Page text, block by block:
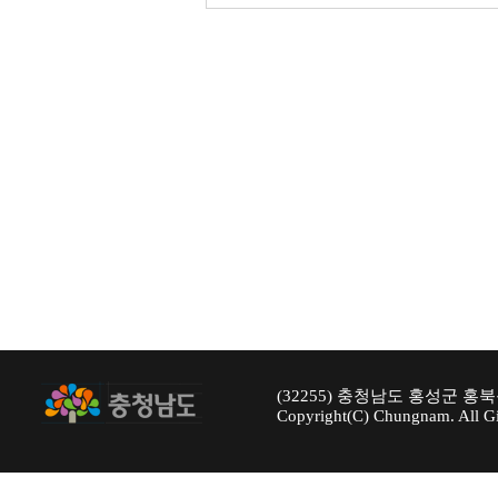
(32255) 충청남도 홍성군 홍
Copyright(C) Chungnam. All